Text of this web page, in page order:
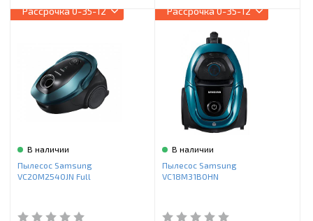
Рассрочка0-35-12
В наличии
Пылесос Samsung
VC20M2540JN Full
Рассрочка0-35-12
В наличии
Пылесос Samsung
VC18M31B0HN